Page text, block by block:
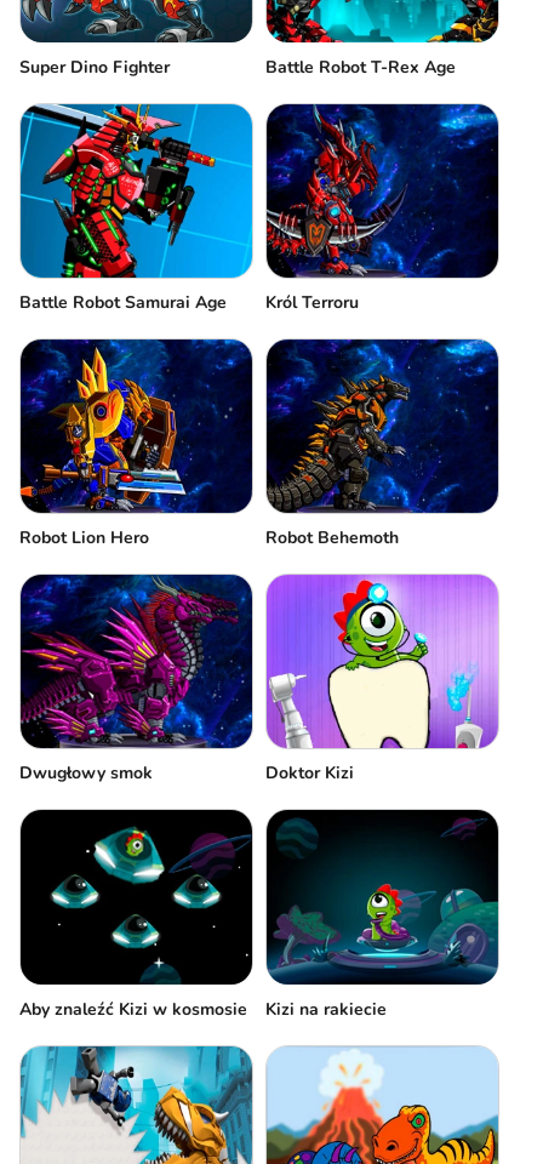
Super Dino Fighter Battle Robot T-Rex Age
Battle Robot Samurai Age Król Terroru
Robot Lion Hero Robot Behemoth
Dwugłowy smok Doktor Kizi
Aby znaleźć Kizi w kosmosie Kizi na rakiecie